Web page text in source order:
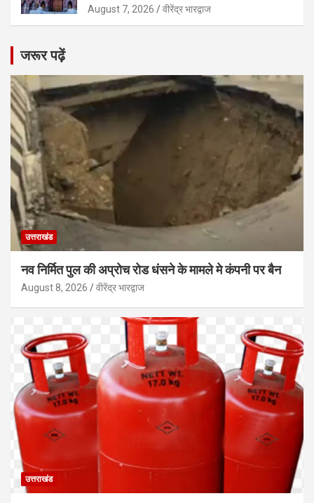
August 7, 2026 वीरेंद्र भारद्वाज
जरूर पढ़ें
उत्तराखंड
नव निर्मित पुल की अप्रोच रोड धंसने के मामले मे कंपनी पर बैन
August 8, 2026 वीरेंद्र भारद्वाज
उत्तराखंड